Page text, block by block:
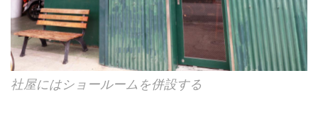
社屋にはショールームを併設する